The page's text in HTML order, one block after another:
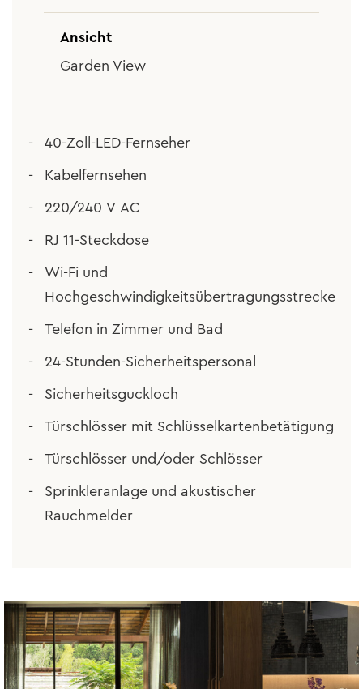
Ansicht
Garden View
40-Zoll-LED-Fernseher
Kabelfernsehen
220/240 V AC
RJ 11-Steckdose
Wi-Fi und
Hochgeschwindigkeitsübertragungsstrecke
Telefon in Zimmer und Bad
24-Stunden-Sicherheitspersonal
Sicherheitsguckloch
Türschlösser mit Schlüsselkartenbetätigung
Türschlösser und/oder Schlösser
Sprinkleranlage und akustischer
Rauchmelder